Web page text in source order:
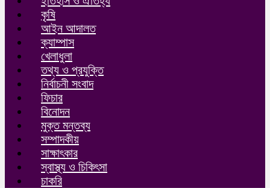
কৃষি
আইন আদালত
ক্যাম্পাস
খেলাধুলা
তথ্য ও প্রযুক্তি
নির্বাচনী সংবাদ
ফিচার
বিনোদন
মুক্ত মন্তব্য
সম্পাদকীয়
সাক্ষাৎকার
স্বাস্থ্য ও চিকিৎসা
চাকরি